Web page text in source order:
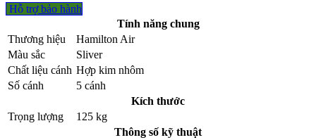
Hỗ trợbảo hành
Tính năng chung
Thương hiệu
Hamilton Air
Màu sắc
Sliver
Chất liệu cánh Hợp kim nhôm
Số cánh
5 cánh
Kích thước
Trọng lượng
125 kg
Thông số kỹ thuật